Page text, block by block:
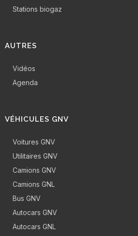
Stations biogaz
AUTRES
Vidéos
Agenda
VÉHICULES GNV
Voitures GNV
Utilitaires GNV
Camions GNV
Camions GNL
Bus GNV
Autocars GNV
Autocars GNL